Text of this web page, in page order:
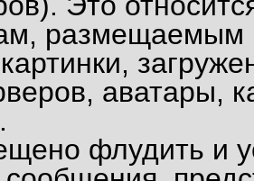
размещаемым
аватары,
флудить и